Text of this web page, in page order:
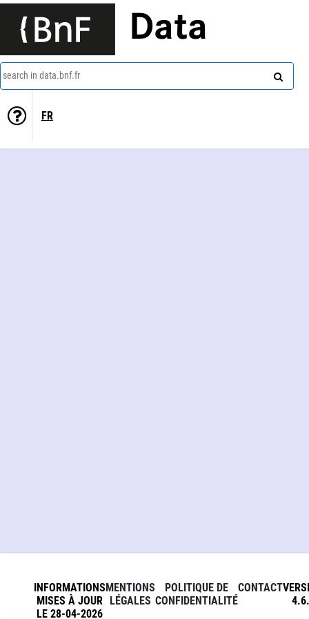
Data
search in data.bnf.fr
FR
INFORMATIONS
MISES À JOUR
LE 28-04-2026
MENTIONS
LÉGALES
POLITIQUE DE
CONFIDENTIALITÉ
CONTACT